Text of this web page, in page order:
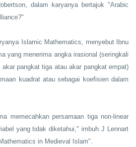
dalam karyanya bertajuk "Arabic
Islamic Mathematics, menyebut Ibnu
yang menerima angka irasional (seringkali
pangkat tiga atau akar pangkat empat)
kuadrat atau sebagai koefisien dalam
memecahkan persamaan tiga non-linear
yang tidak diketahui," imbuh J Lennart
in Medieval Islam".